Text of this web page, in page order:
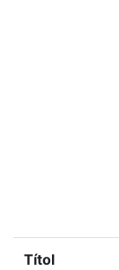
Títol